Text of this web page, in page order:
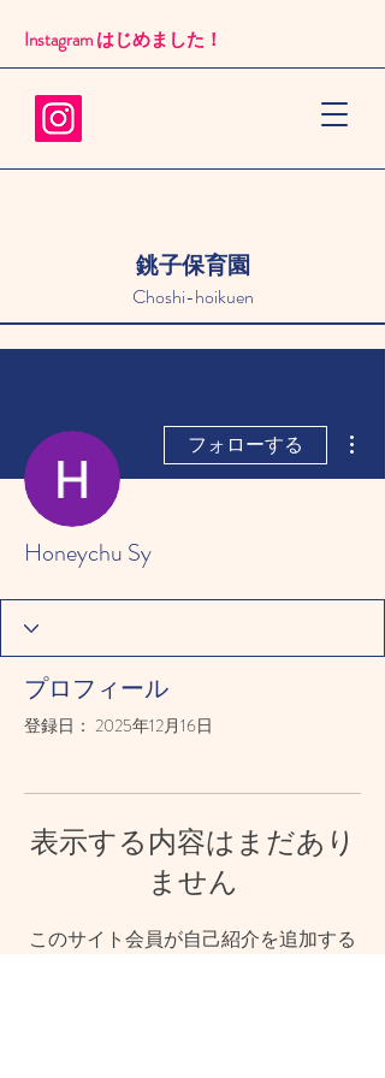
銚子保育園
Choshi-hoikuen
Instagram はじめました！​
フォローする
Honeychu Sy
プロフィール
登録日： 2025年12月16日
表示する内容はまだあり
ません
このサイト会員が自己紹介を追加する